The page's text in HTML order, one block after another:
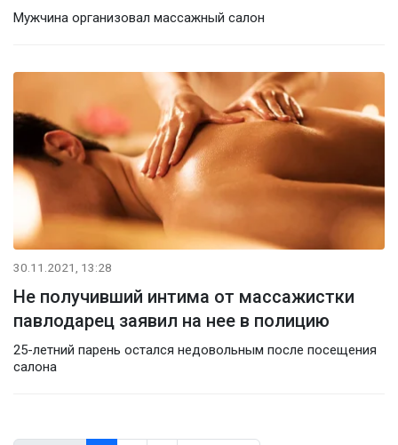
Мужчина организовал массажный салон
30.11.2021, 13:28
Не получивший интима от массажистки
павлодарец заявил на нее в полицию
25-летний парень остался недовольным после посещения
салона